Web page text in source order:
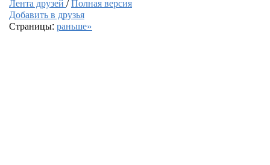
Добавить в друзья
Страницы: раньше»